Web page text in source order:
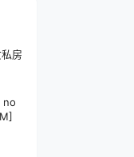
房
no